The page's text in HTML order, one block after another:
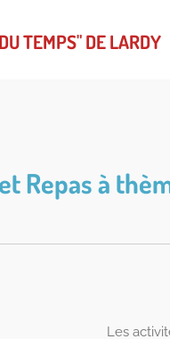
TEMPS" DE LARDY
Repas à
Les